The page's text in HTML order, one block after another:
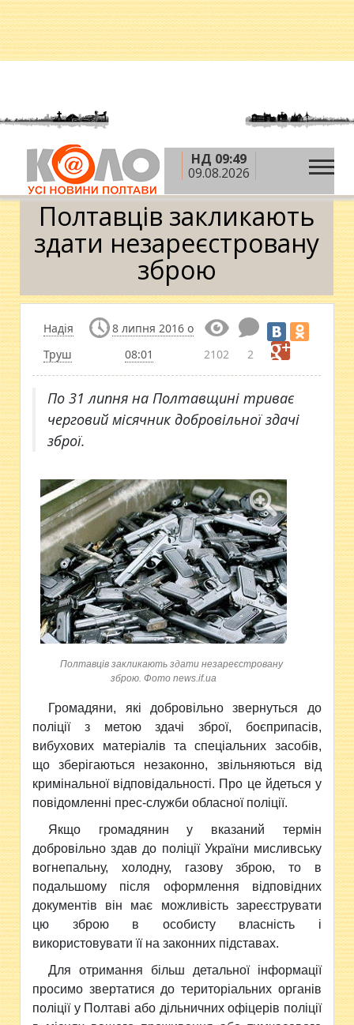
НД 09:49
09.08.2026
Головна » Новини » Кримінал »
закликають здати незареєстровану зброю
Полтавців закликають
здати незареєстровану
зброю
Надія
Труш
8 липня 2016 о
08:01
2102 2
По 31 липня на Полтавщині триває
черговий місячник добровільної здачі
зброї.
Полтавців закликають здати незареєстровану
зброю. Фото news.if.ua
Громадяни, які добровільно звернуться до
поліції з метою здачі зброї, боєприпасів,
вибухових матеріалів та спеціальних засобів,
що зберігаються незаконно, звільняються від
кримінальної відповідальності. Про це йдеться у
повідомленні прес-служби обласної поліції.
Якщо громадянин у вказаний термін
добровільно здав до поліції України мисливську
вогнепальну, холодну, газову зброю, то в
подальшому після оформлення відповідних
документів він має можливість зареєструвати
цю зброю в особисту власність і
використовувати її на законних підставах.
Для отримання більш детальної інформації
просимо звертатися до територіальних органів
поліції у Полтаві або дільничних офіцерів поліції